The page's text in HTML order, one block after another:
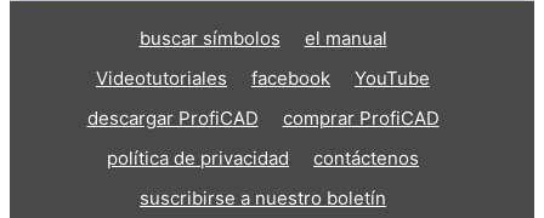
buscar símbolos
el manual
Videotutoriales
facebook
YouTube
descargar ProfiCAD
comprar ProfiCAD
política de privacidad
contáctenos
suscribirse a nuestro boletín